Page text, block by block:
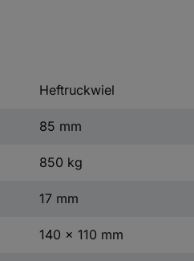
Heftruckwiel
85 mm
850 kg
17 mm
140 x 110 mm